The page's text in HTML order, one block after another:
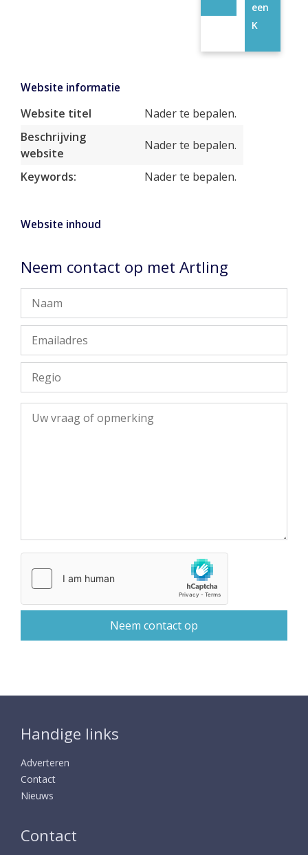
een
K
Website informatie
Website titel
Nader te bepalen.
Beschrijving
website
Nader te bepalen.
Keywords: Nader te bepalen.
Website inhoud
Neem contact op met Artling
Handige links
Adverteren
Contact
Nieuws
Contact